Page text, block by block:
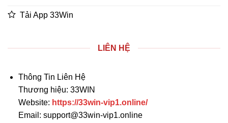
Tải App 33Win
LIÊN HỆ
Thông Tin Liên Hệ
Thương hiệu: 33WIN
Website: https://33win-vip1.online/
Email: support@33win-vip1.online